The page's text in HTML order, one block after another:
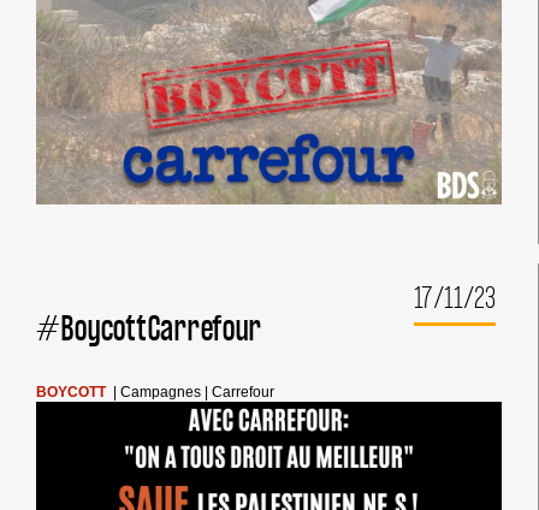
17/11/23
#BoycottCarrefour
BOYCOTT |Campagnes |Carrefour